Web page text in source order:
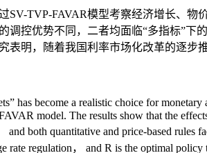
SV-TVP-FAVAR模型考察经济增长、
控优势不同，二者均面临“多指标”下
明，随着我国利率市场化改革的逐步
has become a realistic choice for
model. The results show that the
both quantitative and price-based
regulation， and R is the optimal